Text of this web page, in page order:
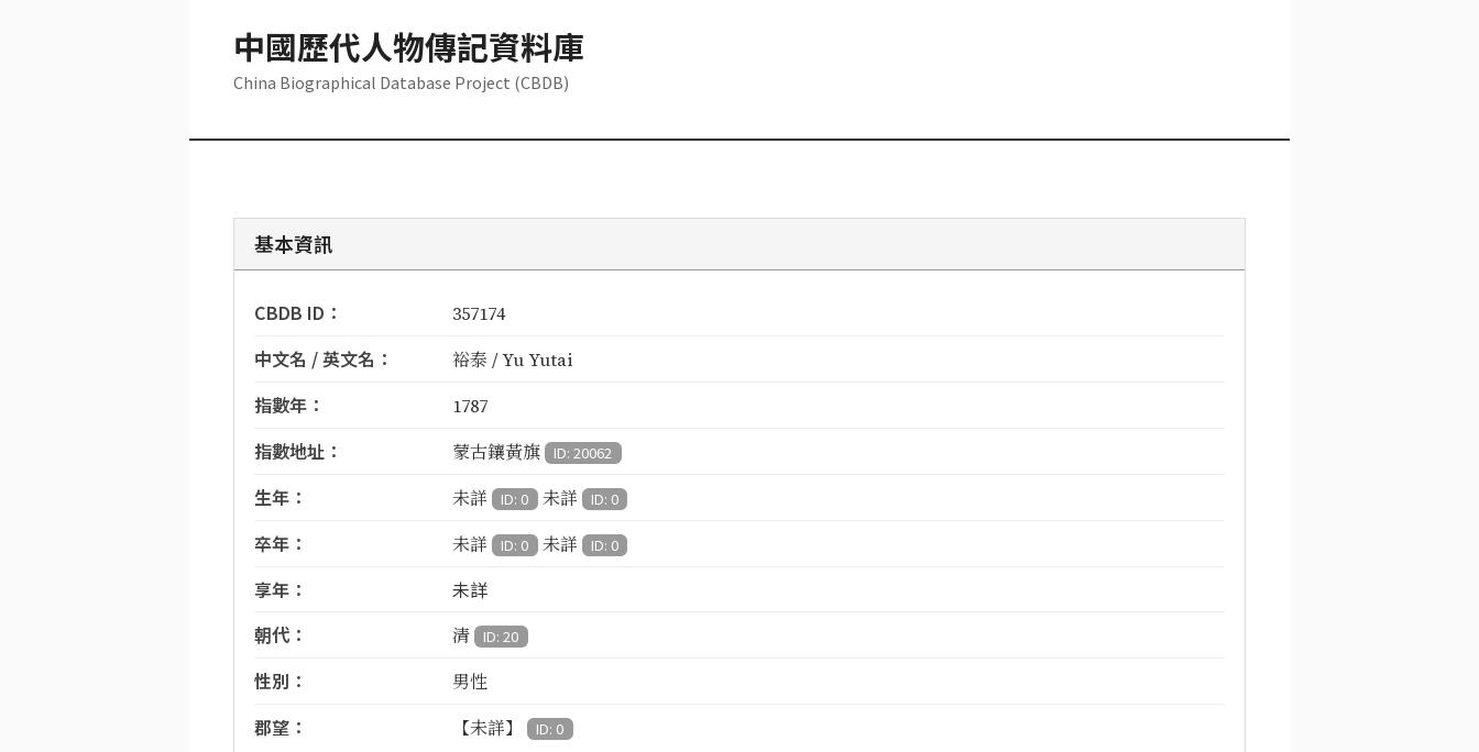
中國歷代人物傳記資料庫
China Biographical Database Project (CBDB)
基本資訊
CBDB ID： 357174
中文名 / 英文名： 裕泰 / Yu Yutai
指數年： 1787
指數地址： 蒙古鑲黃旗 ID: 20062
生年： 未詳 ID: 0 未詳 ID: 0
卒年： 未詳 ID: 0 未詳 ID: 0
享年：
未詳
朝代：
清 ID: 20
性別： 男性
郡望： 【未詳】 ID: 0